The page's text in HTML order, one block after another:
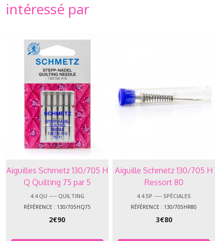
intéressé par
Aiguilles Schmetz 130/705 H
Q Quilting 75 par 5
4.4.QU ---- QUILTING
RÉFÉRENCE : 130/705HQ75
2€90
Aiguille Schmetz 130/705 H
Ressort 80
4.4.SP ---- SPÉCIALES
RÉFÉRENCE : 130/705HR80
3€80